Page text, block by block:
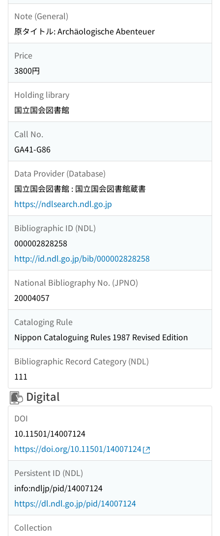
Note (General)
原タイトル: Archäologische Abenteuer
Price
3800円
Holding library
国立国会図書館
Call No.
GA41-G86
Data Provider (Database)
国立国会図書館 : 国立国会図書館蔵書
https://ndlsearch.ndl.go.jp
Bibliographic ID (NDL)
000002828258
http://id.ndl.go.jp/bib/000002828258
National Bibliography No. (JPNO)
20004057
Cataloging Rule
Nippon Cataloguing Rules 1987 Revised Edition
Bibliographic Record Category (NDL)
111
Digital
DOI
10.11501/14007124
https://doi.org/10.11501/14007124
Persistent ID (NDL)
info:ndljp/pid/14007124
https://dl.ndl.go.jp/pid/14007124
Collection